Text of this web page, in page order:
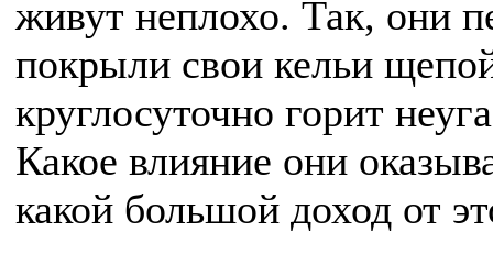
живут неплохо. Так, они
покрыли свои кельи
круглосуточно горит
Какое влияние они
какой большой доход от